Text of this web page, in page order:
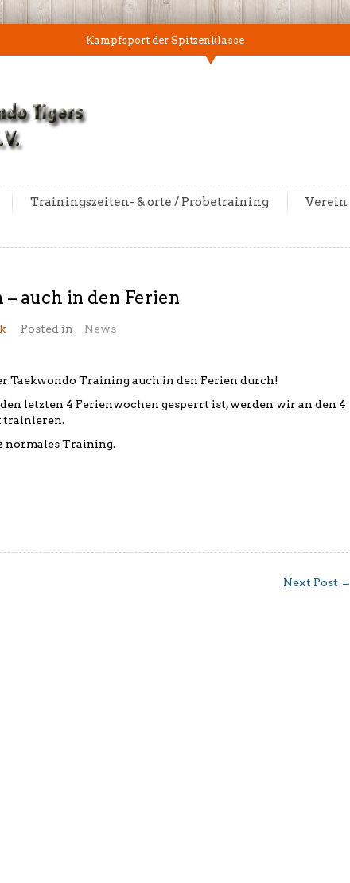
Kampfsport der Spitzenklasse
Trainingszeiten- & orte / Probetraining Verein
auch in den Ferien
Posted in News
Taekwondo Training auch in den Ferien durch!
letzten 4 Ferienwochen gesperrt ist, werden wir an den 4
trainieren.
normales Training.
Next Post →